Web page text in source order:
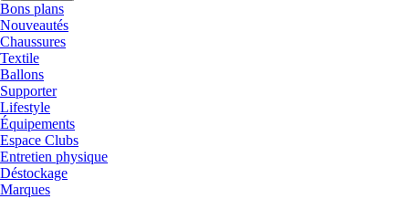
Bons plans
Nouveautés
Chaussures
Textile
Ballons
Supporter
Lifestyle
Équipements
Espace Clubs
Entretien physique
Déstockage
Marques